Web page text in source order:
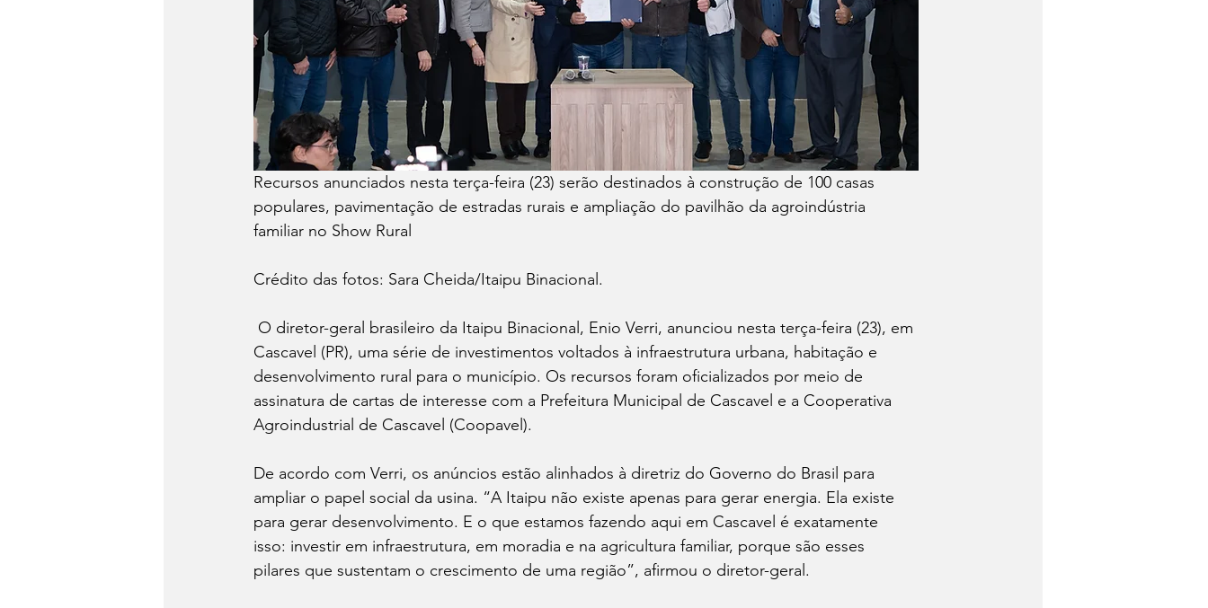
Recursos anunciados nesta terça-feira (23) serão destinados à construção de 100 casas
populares, pavimentação de estradas rurais e ampliação do pavilhão da agroindústria
familiar no Show Rural
Crédito das fotos: Sara Cheida/Itaipu Binacional.
Cascavel (PR), uma série de investimentos voltados à infraestrutura urbana, habitação e
desenvolvimento rural para o município. Os recursos foram oficializados por meio de
assinatura de cartas de interesse com a Prefeitura Municipal de Cascavel e a Cooperativa
Agroindustrial de Cascavel (Coopavel).
De acordo com Verri, os anúncios estão alinhados à diretriz do Governo do Brasil para
ampliar o papel social da usina. “A Itaipu não existe apenas para gerar energia. Ela existe
para gerar desenvolvimento. E o que estamos fazendo aqui em Cascavel é exatamente
isso: investir em infraestrutura, em moradia e na agricultura familiar, porque são esses
pilares que sustentam o crescimento de uma região”, afirmou o diretor-geral.